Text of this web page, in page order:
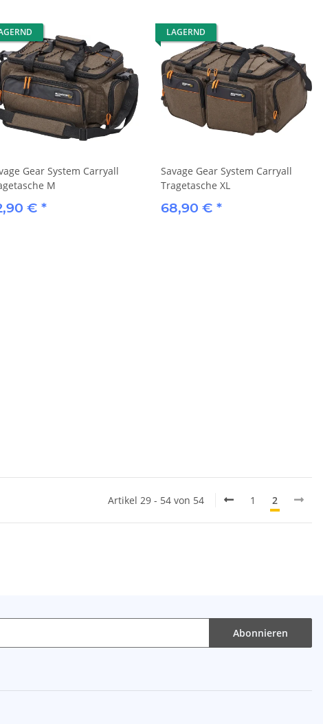
Gear System Carryall
M
€ *
LAGERND
Savage Gear System Carryall
Tragetasche XL
68,90 € *
Artikel 29 - 54 von 54 1 2
Abonnieren